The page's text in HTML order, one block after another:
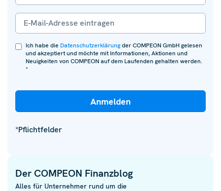
Ich habe die Datenschutzerklärungder COMPEON GmbH gelesen
und akzeptiert und möchte mit Informationen, Aktionen und
Neuigkeiten von COMPEON auf dem Laufenden gehalten werden.
*
*Pflichtfelder
Der COMPEON Finanzblog
Alles für Unternehmer rund um die